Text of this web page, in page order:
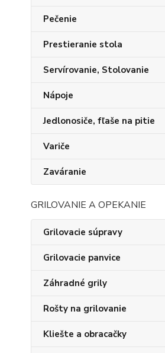
Pečenie
Prestieranie stola
Servírovanie, Stolovanie
Nápoje
Jedlonosiče, fľaše na pitie
Variče
Zaváranie
GRILOVANIE A OPEKANIE
Grilovacie súpravy
Grilovacie panvice
Záhradné grily
Rošty na grilovanie
Kliešte a obracačky